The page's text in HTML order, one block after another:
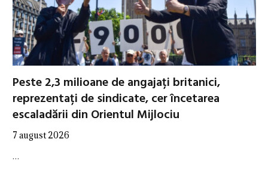
Peste 2,3 milioane de angajați britanici,
reprezentați de sindicate, cer încetarea
escaladării din Orientul Mijlociu
7 august 2026
…